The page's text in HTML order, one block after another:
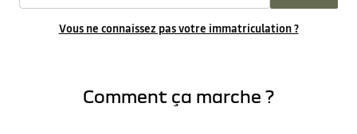
Vous ne connaissez pas votre immatriculation ?
Comment ça marche ?